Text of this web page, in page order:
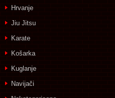
Hrvanje
Jiu Jitsu
Karate
Košarka
Kuglanje
Navijači